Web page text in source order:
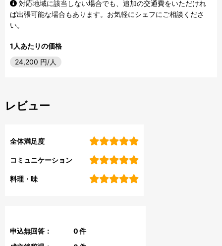
対応地域に該当しない場合でも、追加の交通費をいただけれ
ば出張可能な場合もあります。お気軽にシェフにご相談くださ
い。
1人あたりの価格
24,200 円/人
レビュー
全体満足度
コミュニケーション
料理・味
申込無回答： 0件